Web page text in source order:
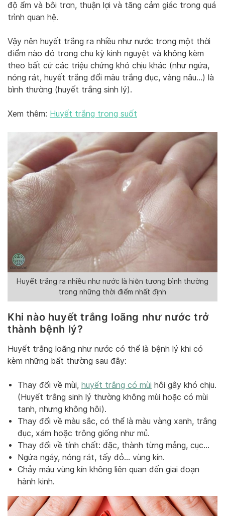
độ ẩm và bôi trơn, thuận lợi và tăng cảm giác trong quá
trình quan hệ.
Vậy nên huyết trắng ra nhiều như nước trong một thời
điểm nào đó trong chu kỳ kinh nguyệt và không kèm
theo bất cứ các triệu chứng khó chịu khác (như ngứa,
nóng rát, huyết trắng đổi màu trắng đục, vàng nâu…) là
bình thường (huyết trắng sinh lý).
Xem thêm: Huyết trắng trong suốt
Huyết trắng ra nhiều như nước là hiện tượng bình thường
trong những thời điểm nhất định
Khi nào huyết trắng loãng như nước trở
thành bệnh lý?
Huyết trắng loãng như nước có thể là bệnh lý khi có
kèm những bất thường sau đây:
Thay đổi về mùi, huyết trắng có mùi hôi gây khó chịu.
(Huyết trắng sinh lý thường không mùi hoặc có mùi
tanh, nhưng không hôi).
Thay đổi về màu sắc, có thể là màu vàng xanh, trắng
đục, xám hoặc trông giống như mủ.
Thay đổi về tính chất: đặc, thành từng mảng, cục…
Ngứa ngáy, nóng rát, tấy đỏ… vùng kín.
Chảy máu vùng kín không liên quan đến giai đoạn
hành kinh.